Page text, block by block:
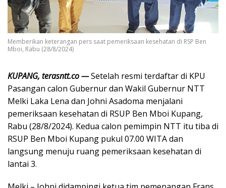
Memberikan keterangan pers saat pemeriksaan kesehatan di RSP Ben
Mboi, Rabu (28/8/2024)
KUPANG, terasntt.co —Setelah resmi terdaftar di KPU
Pasangan calon Gubernur dan Wakil Gubernur NTT
Melki Laka Lena dan Johni Asadoma menjalani
pemeriksaan kesehatan di RSUP Ben Mboi Kupang,
Rabu (28/8/2024). Kedua calon pemimpin NTT itu tiba di
RSUP Ben Mboi Kupang pukul 07.00 WITA dan
langsung menuju ruang pemeriksaan kesehatan di
lantai 3.